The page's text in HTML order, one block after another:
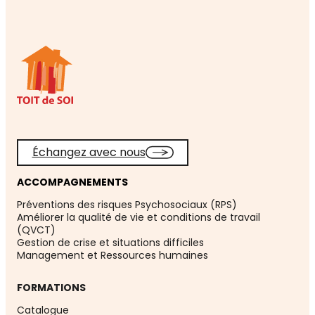
Échangez avec nous
ACCOMPAGNEMENTS
Préventions des risques Psychosociaux (RPS)
Améliorer la qualité de vie et conditions de travail
(QVCT)
Gestion de crise et situations difficiles
Management et Ressources humaines
FORMATIONS
Catalogue